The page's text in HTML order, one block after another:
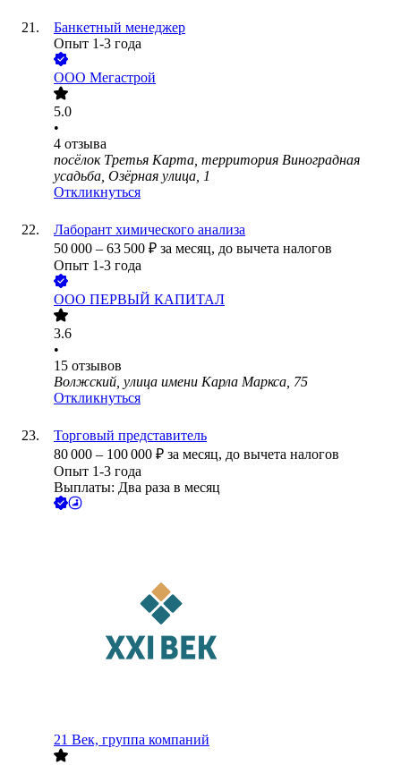
Банкетный менеджер
Опыт 1-3 года
ООО Мегастрой
5.0
•
4 отзыва
посёлок Третья Карта, территория Виноградная
усадьба, Озёрная улица, 1
Откликнуться
Лаборант химического анализа
50 000 – 63 500 ₽ за месяц, до вычета налогов
Опыт 1-3 года
ООО ПЕРВЫЙ КАПИТАЛ
3.6
•
15 отзывов
Волжский, улица имени Карла Маркса, 75
Откликнуться
Торговый представитель
80 000 – 100 000 ₽ за месяц, до вычета налогов
Опыт 1-3 года
Выплаты: Два раза в месяц
21 Век, группа компаний